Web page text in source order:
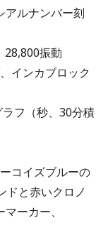
アルナンバー刻
28,800振動
インカブロック
フ（秒、30分積
コイズブルーの
ドと赤いクロノ
ーカー、